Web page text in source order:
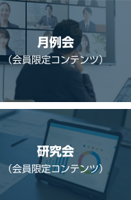
月例会
（会員限定コンテンツ）
研究会
（会員限定コンテンツ）